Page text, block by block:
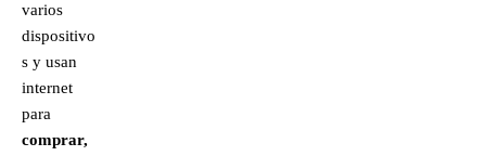
varios
dispositivo
s y usan
internet
para
comprar,